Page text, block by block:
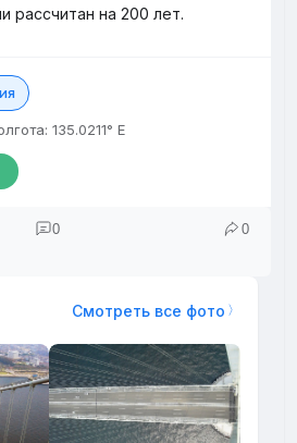
рассчитан на 200 лет.
135.0211° E
0 0
Смотреть все фото